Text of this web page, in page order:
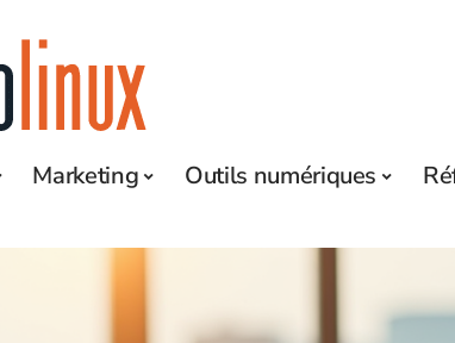
Marketing Outils numériques